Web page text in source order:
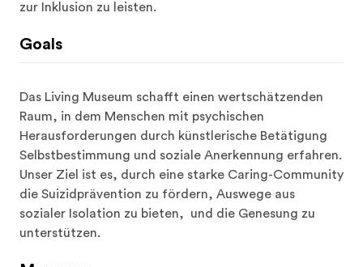
zur Inklusion zu leisten.
Goals
Das Living Museum schafft einen wertschätzenden
Raum, in dem Menschen mit psychischen
Herausforderungen durch künstlerische Betätigung
Selbstbestimmung und soziale Anerkennung erfahren.
Unser Ziel ist es, durch eine starke Caring-Community
die Suizidprävention zu fördern, Auswege aus
sozialer Isolation zu bieten,  und die Genesung zu
unterstützen.